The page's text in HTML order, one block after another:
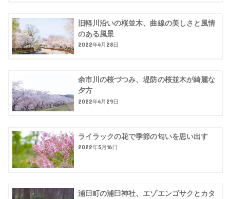
旧軽川沿いの桜並木、曲線の美しさと風情
のある風景
2022年4月28日
余市川の桜づつみ、堤防の桜並木が綺麗な
夕方
2022年4月29日
ライラックの花で季節の匂いを思い出す
2022年5月16日
浦臼町の浦臼神社、エゾエンゴサクとカタ